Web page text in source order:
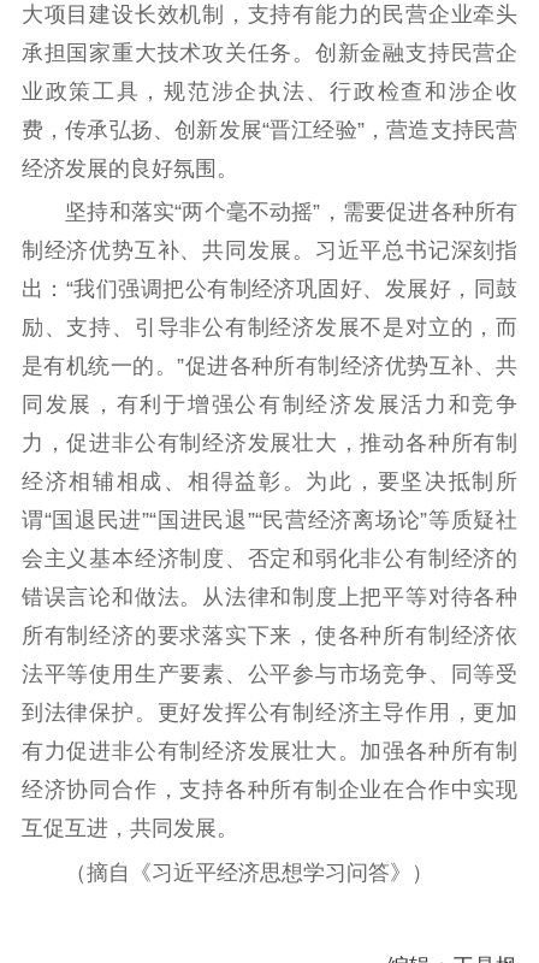
大项目建设长效机制，支持有能力的民营企业牵头
承担国家重大技术攻关任务。创新金融支持民营企
业政策工具，规范涉企执法、行政检查和涉企收
费，传承弘扬、创新发展“晋江经验”，营造支持民营
经济发展的良好氛围。
坚持和落实“两个毫不动摇”，需要促进各种所有
制经济优势互补、共同发展。习近平总书记深刻指
出：“我们强调把公有制经济巩固好、发展好，同鼓
励、支持、引导非公有制经济发展不是对立的，而
是有机统一的。”促进各种所有制经济优势互补、共
同发展，有利于增强公有制经济发展活力和竞争
力，促进非公有制经济发展壮大，推动各种所有制
经济相辅相成、相得益彰。为此，要坚决抵制所
谓“国退民进”“国进民退”“民营经济离场论”等质疑社
会主义基本经济制度、否定和弱化非公有制经济的
错误言论和做法。从法律和制度上把平等对待各种
所有制经济的要求落实下来，使各种所有制经济依
法平等使用生产要素、公平参与市场竞争、同等受
到法律保护。更好发挥公有制经济主导作用，更加
有力促进非公有制经济发展壮大。加强各种所有制
经济协同合作，支持各种所有制企业在合作中实现
互促互进，共同发展。
（摘自《习近平经济思想学习问答》）